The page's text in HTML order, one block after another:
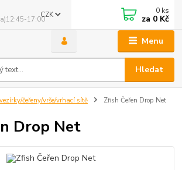
Menu
CZK
Hledat
17:00
0 ks
za 0 Kč
čeřeny/vrše/vrhací sítě Zfish Čeřen Drop Net
Drop Net